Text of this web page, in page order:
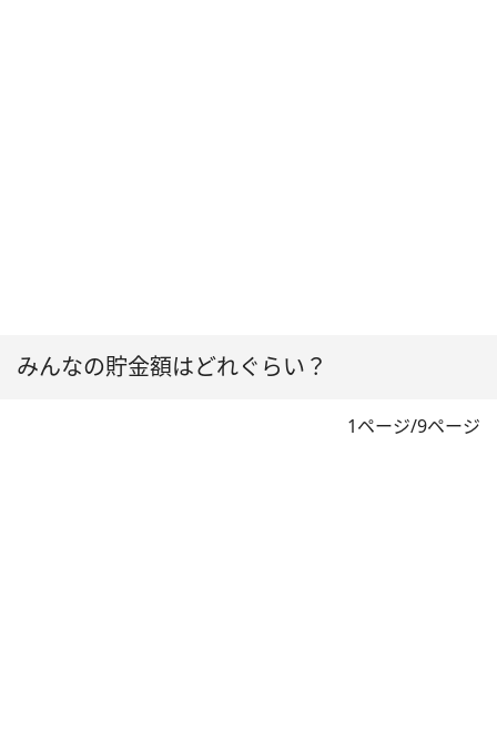
みんなの貯金額はどれぐらい？
1ページ/9ページ